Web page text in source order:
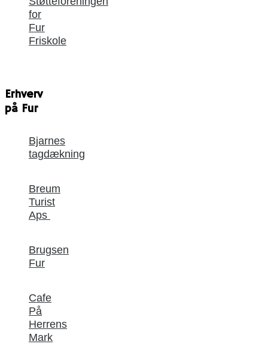
for
Fur
Friskole
Erhverv
på Fur
Bjarnes
tagdækning
Breum
Turist
Aps
Brugsen
Fur
Cafe
På
Herrens
Mark